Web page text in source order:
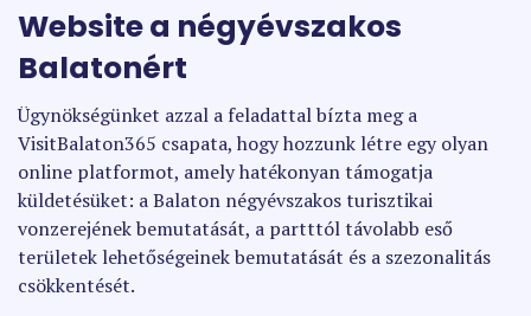
Website a négyévszakos
Balatonért
Ügynökségünket azzal a feladattal bízta meg a
VisitBalaton365 csapata, hogy hozzunk létre egy olyan
online platformot, amely hatékonyan támogatja
küldetésüket: a Balaton négyévszakos turisztikai
vonzerejének bemutatását, a partttól távolabb eső
területek lehetőségeinek bemutatását és a szezonalitás
csökkentését.